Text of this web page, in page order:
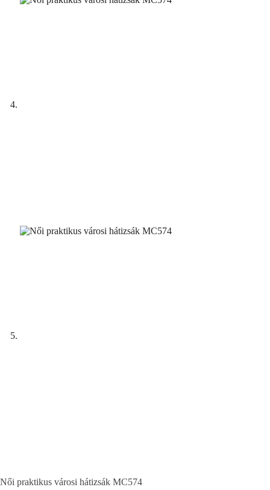
Női praktikus városi hátizsák MC574